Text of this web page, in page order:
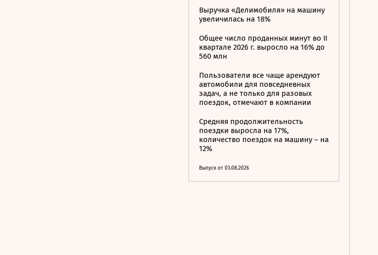
Выручка «Делимобиля» на машину
увеличилась на 18%
Общее число проданных минут во II
квартале 2026 г. выросло на 16% до
560 млн
Пользователи все чаще арендуют
автомобили для повседневных
задач, а не только для разовых
поездок, отмечают в компании
Средняя продолжительность
поездки выросла на 17%,
количество поездок на машину – на
12%
Выпуск от 03.08.2026